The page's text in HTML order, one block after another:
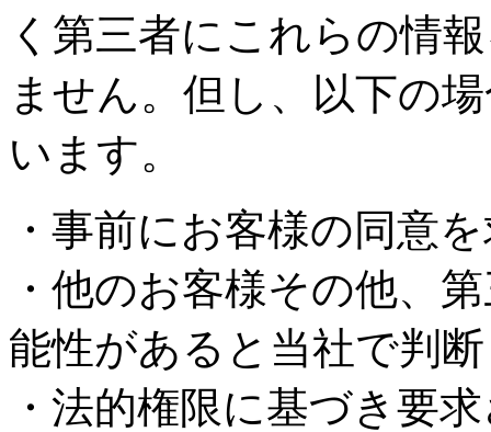
く第三者にこれらの情
ません。但し、以下の
います。
・事前にお客様の同意
・他のお客様その他、
能性があると当社で判
・法的権限に基づき要